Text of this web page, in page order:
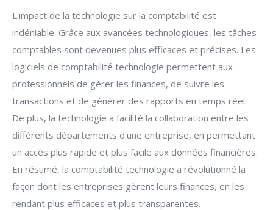
L'impact de la technologie sur la comptabilité est
indéniable. Grâce aux avancées technologiques, les tâches
comptables sont devenues plus efficaces et précises. Les
logiciels de comptabilité technologie permettent aux
professionnels de gérer les finances, de suivre les
transactions et de générer des rapports en temps réel.
De plus, la technologie a facilité la collaboration entre les
différents départements d'une entreprise, en permettant
un accès plus rapide et plus facile aux données financières.
En résumé, la comptabilité technologie a révolutionné la
façon dont les entreprises gèrent leurs finances, en les
rendant plus efficaces et plus transparentes.